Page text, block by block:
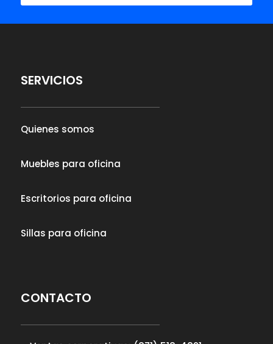
SERVICIOS
Quienes somos
Muebles para oficina
Escritorios para oficina
Sillas para oficina
CONTACTO